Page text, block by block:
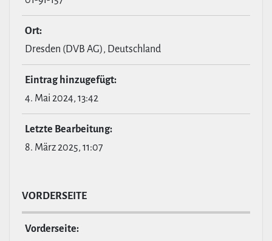
Ort:
Dresden (DVB AG), Deutschland
Eintrag hin­zu­ge­fügt:
4. Mai 2024, 13:42
Letzte Bear­bei­tung:
8. März 2025, 11:07
VOR­DER­SEITE
Vor­der­seite: